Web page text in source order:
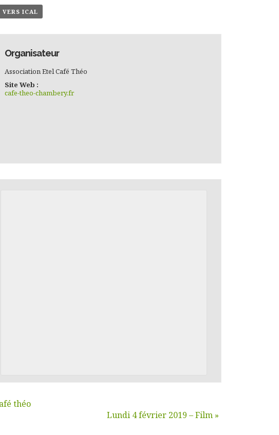
VERS ICAL
Organisateur
Association Etel Café Théo
Site Web :
cafe-theo-chambery.fr
théo
Lundi 4 février 2019 – Film »